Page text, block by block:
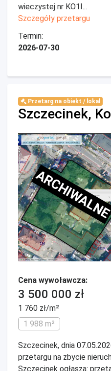
wieczystej nr KO1I...
Szczegóły przetargu
Termin:
2026-07-30
Przetarg na obiekt / lokal
Szczecinek,
Cena wywoławcza:
3 500 000 zł
1 760 zł/m²
1 988 m²
Szczecinek, dnia
przetargu na zbycie
Szczecinek ogłasza: